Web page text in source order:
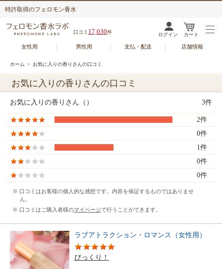
特許取得のフェロモン香水
口コミ 17,030件 ログイン カート
女性用 男性用 支払・配送 店舗情報
ホーム > お気に入りの香りさんの口コミ
お気に入りの香りさんの口コミ
お気に入りの香りさん（） 3件
2件
0件
1件
0件
0件
※ 口コミはお客様の個人的な感想です。内容を保証するものではありませ
ん。
※ 口コミはご購入者様のマイページで行うことができます。
ラブアトラクション・ロマンス（女性用）
びっくり！